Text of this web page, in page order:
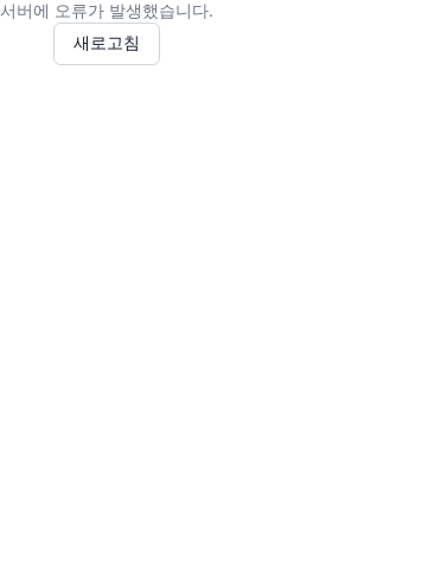
서버에 오류가 발생했습니다.
새로고침